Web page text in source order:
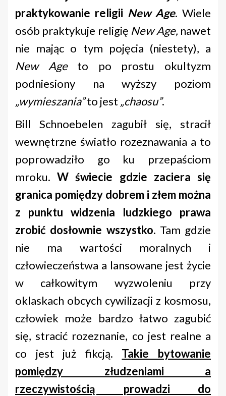
praktykowanie religii New Age. Wiele
osób praktykuje religię New Age, nawet
nie mając o tym pojęcia (niestety), a
New Ageto po prostu okultyzm
podniesiony na wyższy poziom
„wymieszania”to jest „chaosu”.
Bill Schnoebelen zagubił się, stracił
wewnętrzne światło rozeznawania a to
poprowadziło go ku przepaściom
mroku.W świecie gdzie zaciera się
granica pomiędzy dobrem i złem można
z punktu widzenia ludzkiego prawa
zrobić dosłownie wszystko. Tam gdzie
nie ma wartości moralnych i
człowieczeństwa a lansowane jest życie
w całkowitym wyzwoleniu przy
oklaskach obcych cywilizacji z kosmosu,
człowiek może bardzo łatwo zagubić
się, stracić rozeznanie, co jest realne a
co jest już fikcją. Takie bytowanie
pomiędzy złudzeniami a
rzeczywistością prowadzi do